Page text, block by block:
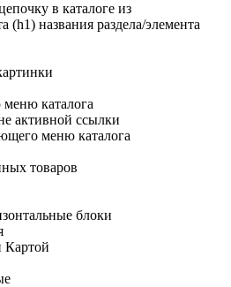
в каталоге из
(h1) названия раздела/элемента
каталога
активной ссылки
меню каталога
товаров
блоки
Картой